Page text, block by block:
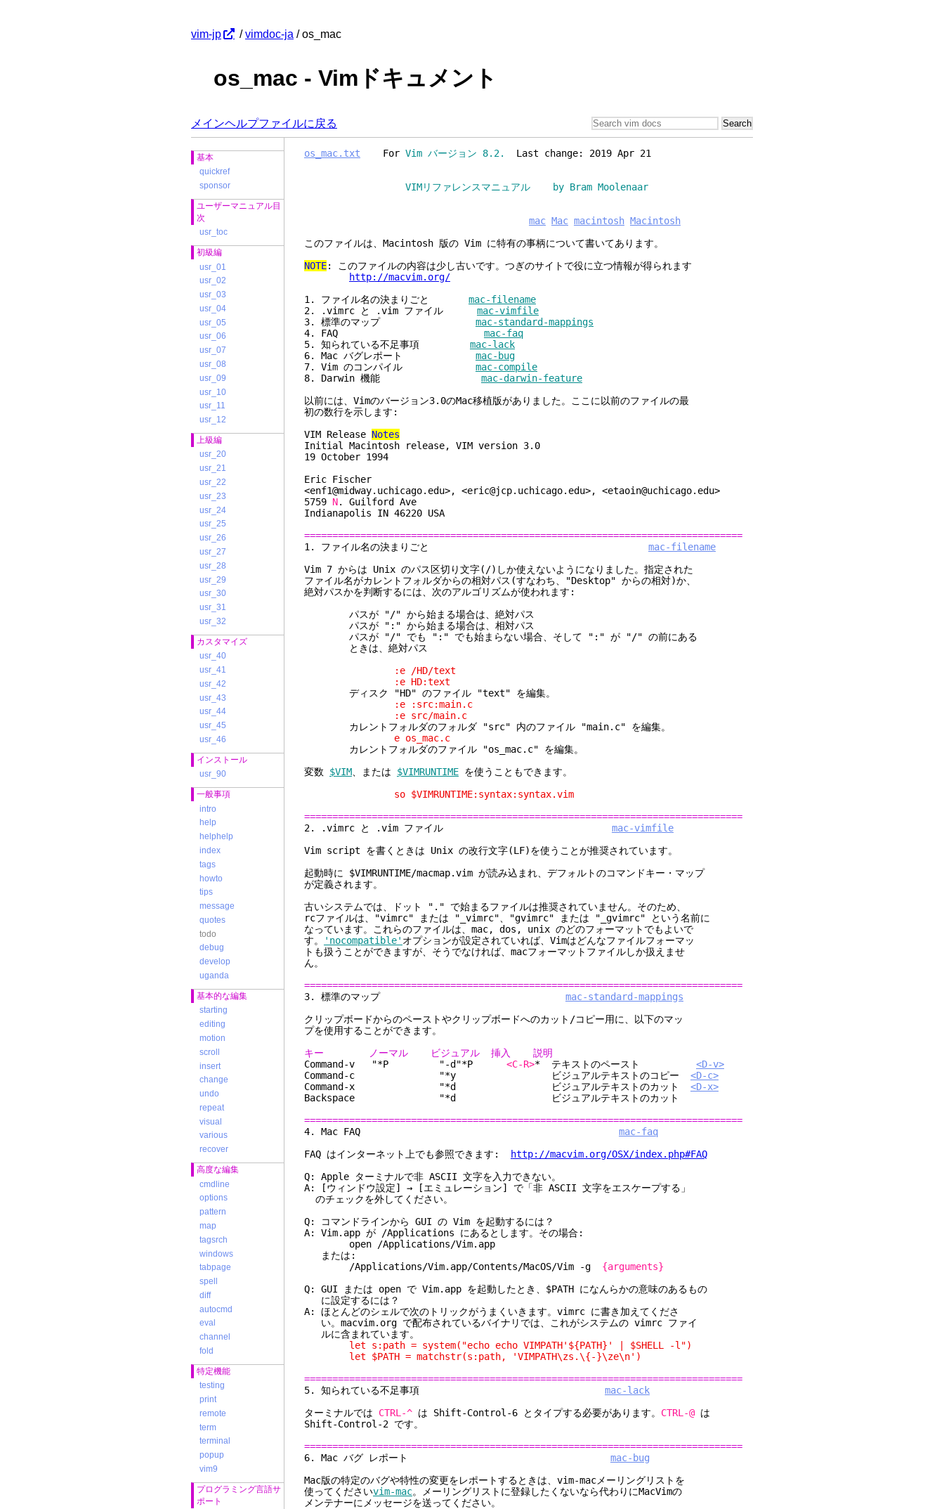
vim-jp /vimdoc-ja / os_mac
os_mac - Vimドキュメント
メインヘルプファイルに戻る
基本
quickref
sponsor
ユーザーマニュアル目
次
usr_toc
初級編
usr_01
usr_02
usr_03
usr_04
usr_05
usr_06
usr_07
usr_08
usr_09
usr_10
usr_11
usr_12
上級編
usr_20
usr_21
usr_22
usr_23
usr_24
usr_25
usr_26
usr_27
usr_28
usr_29
usr_30
usr_31
usr_32
カスタマイズ
usr_40
usr_41
usr_42
usr_43
usr_44
usr_45
usr_46
インストール
usr_90
一般事項
intro
help
helphelp
index
tags
howto
tips
message
quotes
todo
debug
develop
uganda
基本的な編集
starting
editing
motion
scroll
insert
change
undo
repeat
visual
various
recover
高度な編集
cmdline
options
pattern
map
tagsrch
windows
tabpage
spell
diff
autocmd
eval
channel
fold
特定機能
testing
print
remote
term
terminal
popup
vim9
プログラミング言語サ
ポート
os_mac.txt For Vim バージョン 8.2. Last change: 2019 Apr 21
VIMリファレンスマニュアル by Bram Moolenaar
mac Mac macintosh Macintosh
このファイルは、Macintosh 版の Vim に特有の事柄について書いてあります。
NOTE: このファイルの内容は少し古いです。つぎのサイトで役に立つ情報が得られます
http://macvim.org/
1. ファイル名の決まりごと mac-filename
2. .vimrc と .vim ファイル mac-vimfile
3. 標準のマップ mac-standard-mappings
4. FAQ mac-faq
5. 知られている不足事項 mac-lack
6. Mac バグレポート mac-bug
7. Vim のコンパイル mac-compile
8. Darwin 機能 mac-darwin-feature
以前には、Vimのバージョン3.0のMac移植版がありました。ここに以前のファイルの最
初の数行を示します:
VIM Release Notes
Initial Macintosh release, VIM version 3.0
19 October 1994
Eric Fischer
<enf1@midway.uchicago.edu>, <eric@jcp.uchicago.edu>, <etaoin@uchicago.edu>
5759 N. Guilford Ave
Indianapolis IN 46220 USA
==============================================================================
1. ファイル名の決まりごと mac-filename
Vim 7 からは Unix のパス区切り文字(/)しか使えないようになりました。指定された
ファイル名がカレントフォルダからの相対パス(すなわち、"Desktop" からの相対)か、
絶対パスかを判断するには、次のアルゴリズムが使われます:
パスが "/" から始まる場合は、絶対パス
パスが ":" から始まる場合は、相対パス
パスが "/" でも ":" でも始まらない場合、そして ":" が "/" の前にある
ときは、絶対パス
:e /HD/text
:e HD:text
ディスク "HD" のファイル "text" を編集。
:e :src:main.c
:e src/main.c
カレントフォルダのフォルダ "src" 内のファイル "main.c" を編集。
e os_mac.c
カレントフォルダのファイル "os_mac.c" を編集。
変数 $VIM 、または $VIMRUNTIME を使うこともできます。
so $VIMRUNTIME:syntax:syntax.vim
==============================================================================
2. .vimrc と .vim ファイル mac-vimfile
Vim script を書くときは Unix の改行文字(LF)を使うことが推奨されています。
起動時に $VIMRUNTIME/macmap.vim が読み込まれ、デフォルトのコマンドキー・マップ
が定義されます。
古いシステムでは、ドット "." で始まるファイルは推奨されていません。そのため、
rcファイルは、"vimrc" または "_vimrc"、"gvimrc" または "_gvimrc" という名前に
なっています。これらのファイルは、mac, dos, unix のどのフォーマットでもよいで
す。
'nocompatible' オプションが設定されていれば、Vimはどんなファイルフォーマッ
トも扱うことができますが、そうでなければ、macフォーマットファイルしか扱えませ
ん。
==============================================================================
3. 標準のマップ mac-standard-mappings
クリップボードからのペーストやクリップボードへのカット/コピー用に、以下のマッ
プを使用することができます。
キー ノーマル ビジュアル 挿入 説明
Command-v "*P "-d"*P <C-R>* テキストのペースト <D-v>
Command-c "*y ビジュアルテキストのコピー <D-c>
Command-x "*d ビジュアルテキストのカット <D-x>
Backspace "*d ビジュアルテキストのカット
==============================================================================
4. Mac FAQ mac-faq
FAQ はインターネット上でも参照できます:
http://macvim.org/OSX/index.php#FAQ
Q: Apple ターミナルで非 ASCII 文字を入力できない。
A: [ウィンドウ設定] → [エミュレーション] で「非 ASCII 文字をエスケープする」
のチェックを外してください。
Q: コマンドラインから GUI の Vim を起動するには？
A: Vim.app が /Applications にあるとします。その場合:
open /Applications/Vim.app
または:
/Applications/Vim.app/Contents/MacOS/Vim -g {arguments}
Q: GUI または open で Vim.app を起動したとき、$PATH になんらかの意味のあるもの
に設定するには？
A: ほとんどのシェルで次のトリックがうまくいきます。vimrc に書き加えてくださ
い。macvim.org で配布されているバイナリでは、これがシステムの vimrc ファイ
ルに含まれています。
let s:path = system("echo echo VIMPATH'${PATH}' | $SHELL -l")
let $PATH = matchstr(s:path, 'VIMPATH\zs.\{-}\ze\n')
==============================================================================
5. 知られている不足事項 mac-lack
ターミナルでは CTRL-^ は Shift-Control-6 とタイプする必要があります。 CTRL-@ は
Shift-Control-2 です。
==============================================================================
6. Mac バグ レポート mac-bug
Mac版の特定のバグや特性の変更をレポートするときは、vim-macメーリングリストを
使ってくださいvim-mac。メーリングリストに登録したくないなら代わりにMacVimの
メンテナーにメッセージを送ってください。